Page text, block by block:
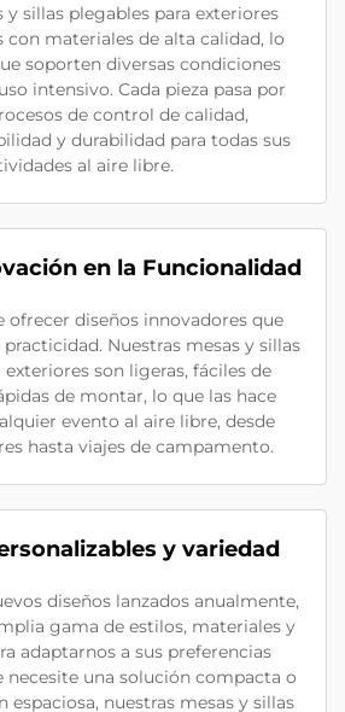
y sillas plegables para exteriores
con materiales de alta calidad, lo
soporten diversas condiciones
intensivo. Cada pieza pasa por
de control de calidad,
y durabilidad para todas sus
al aire libre.
en la Funcionalidad
ofrecer diseños innovadores que
Nuestras mesas y sillas
exteriores son ligeras, fáciles de
de montar, lo que las hace
evento al aire libre, desde
hasta viajes de campamento.
y variedad
diseños lanzados anualmente,
gama de estilos, materiales y
adaptarnos a sus preferencias
necesite una solución compacta o
espaciosa, nuestras mesas y sillas